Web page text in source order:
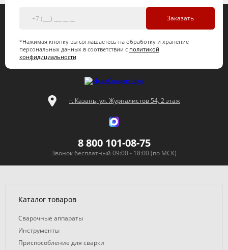
Заказать
*Нажимая кнопку вы соглашаетесь на обработку и хранение
персональных данных в соответствии с политикой
конфидициальности
г. Казань, ул. Журналистов 54, 2 этаж
8 800 101-08-75
Звонок бесплатный 09:00 - 18:00 (по МСК)
Каталог товаров
Сварочные аппараты
Инструменты
Приспособление для сварки